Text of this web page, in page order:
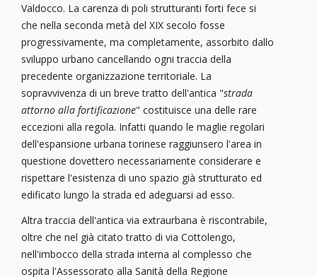
Valdocco. La carenza di poli strutturanti forti fece si
che nella seconda metà del XIX secolo fosse
progressivamente, ma completamente, assorbito dallo
sviluppo urbano cancellando ogni traccia della
precedente organizzazione territoriale. La
sopravvivenza di un breve tratto dell'antica "strada
attorno alla fortificazione" costituisce una delle rare
eccezioni alla regola. Infatti quando le maglie regolari
dell'espansione urbana torinese raggiunsero l'area in
questione dovettero necessariamente considerare e
rispettare l'esistenza di uno spazio già strutturato ed
edificato lungo la strada ed adeguarsi ad esso.
Altra traccia dell'antica via extraurbana è riscontrabile,
oltre che nel già citato tratto di via Cottolengo,
nell'imbocco della strada interna al complesso che
ospita l'Assessorato alla Sanità della Regione